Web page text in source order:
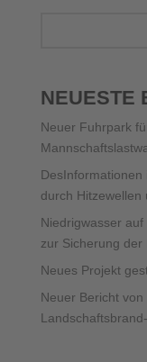
NEUESTE
Neuer Fuhrpark
durch Hitzewellen
Niedrigwasser
zur Sicherung der
Neues Projekt
Neuer Bericht